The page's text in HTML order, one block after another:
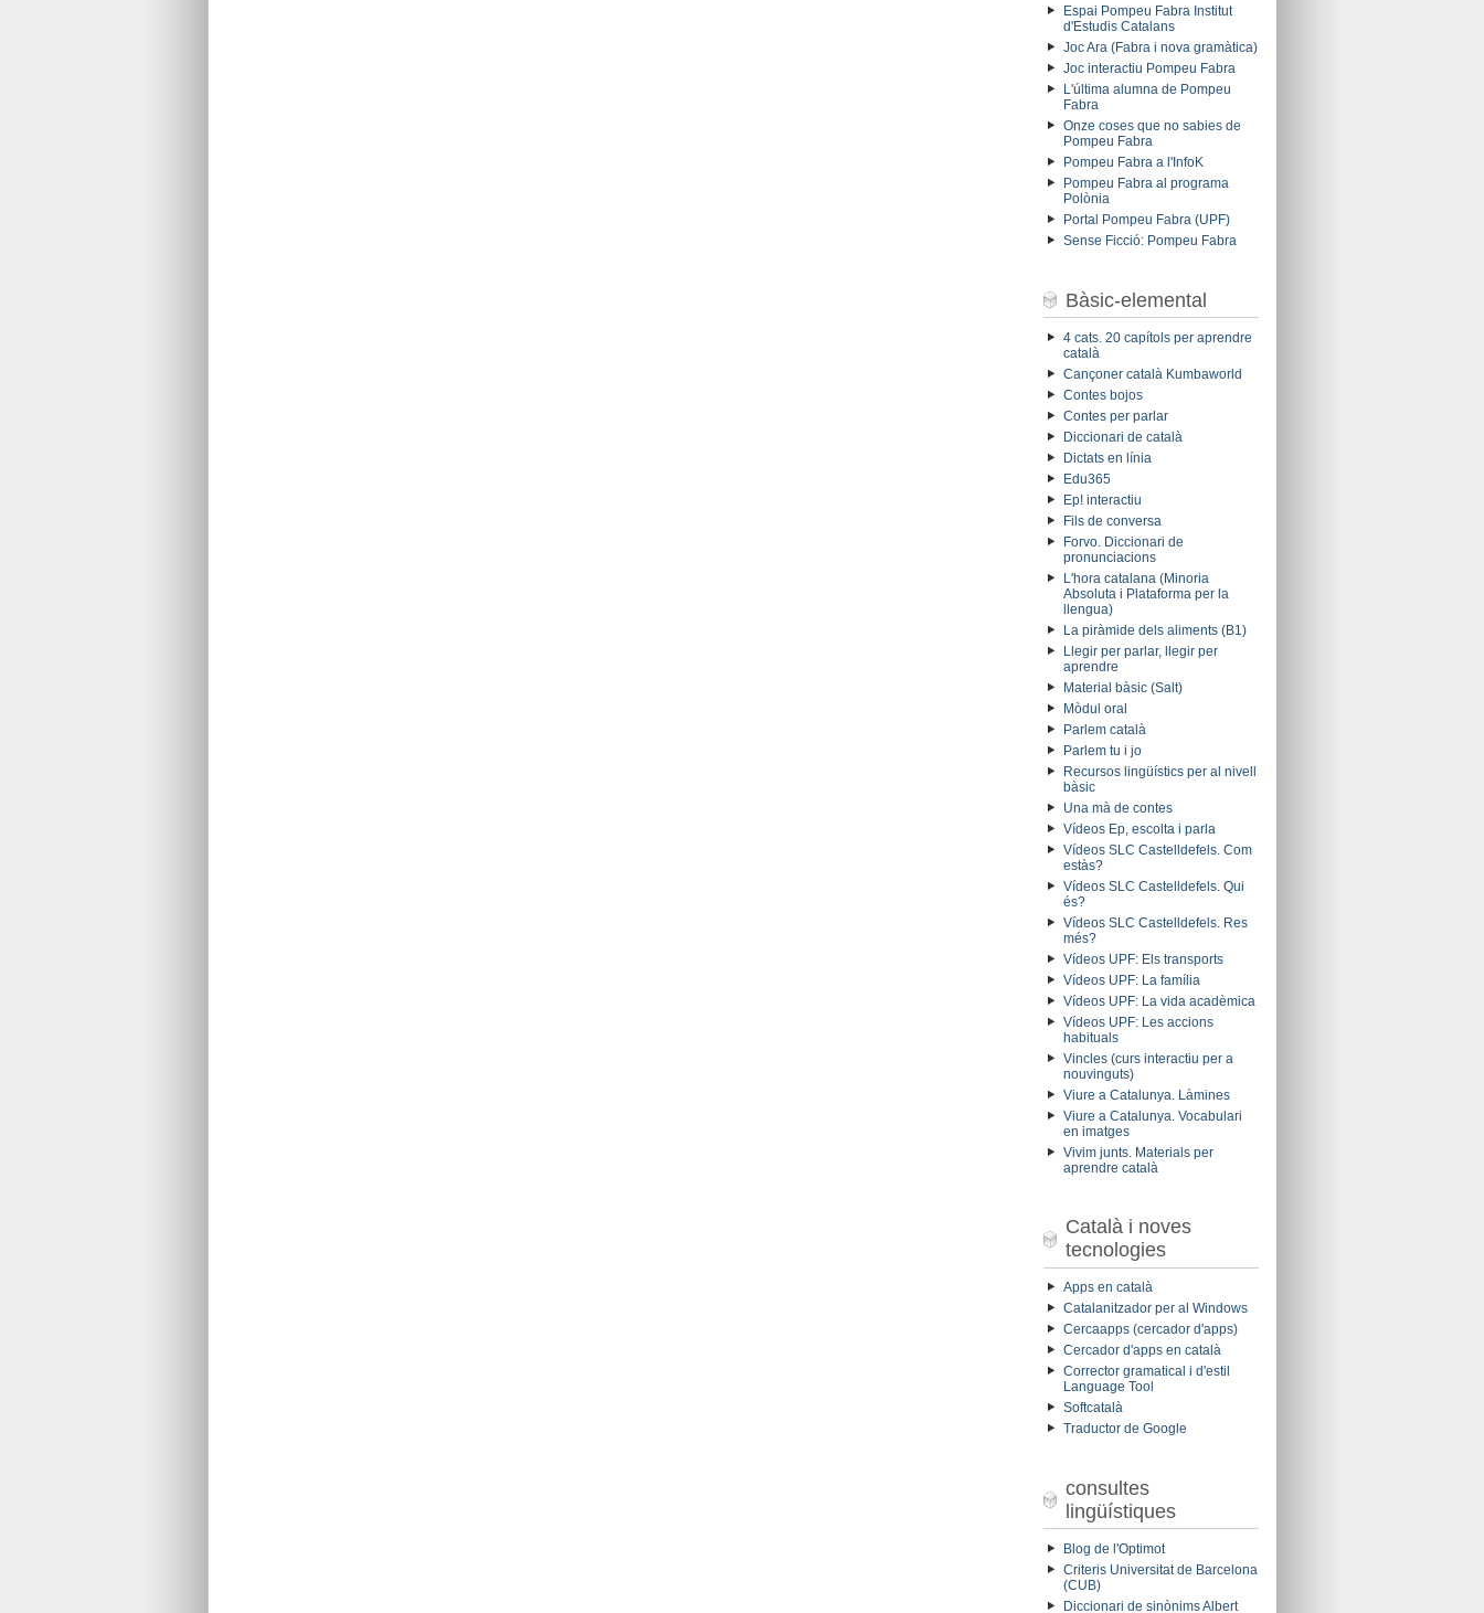
Espai Pompeu Fabra Institut
d'Estudis Catalans
Joc Ara (Fabra i nova gramàtica)
Joc interactiu Pompeu Fabra
L'última alumna de Pompeu
Fabra
Onze coses que no sabies de
Pompeu Fabra
Pompeu Fabra a l'InfoK
Pompeu Fabra al programa
Polònia
Portal Pompeu Fabra (UPF)
Sense Ficció: Pompeu Fabra
Bàsic-elemental
4 cats. 20 capítols per aprendre
català
Cançoner català Kumbaworld
Contes bojos
Contes per parlar
Diccionari de català
Dictats en línia
Edu365
Ep! interactiu
Fils de conversa
Forvo. Diccionari de
pronunciacions
L'hora catalana (Minoria
Absoluta i Plataforma per la
llengua)
La piràmide dels aliments (B1)
Llegir per parlar, llegir per
aprendre
Material bàsic (Salt)
Mòdul oral
Parlem català
Parlem tu i jo
Recursos lingüístics per al nivell
bàsic
Una mà de contes
Vídeos Ep, escolta i parla
Vídeos SLC Castelldefels. Com
estàs?
Vídeos SLC Castelldefels. Qui
és?
Vídeos SLC Castelldefels. Res
més?
Vídeos UPF: Els transports
Vídeos UPF: La família
Vídeos UPF: La vida acadèmica
Vídeos UPF: Les accions
habituals
Vincles (curs interactiu per a
nouvinguts)
Viure a Catalunya. Làmines
Viure a Catalunya. Vocabulari
en imatges
Vivim junts. Materials per
aprendre català
Català i noves
tecnologies
Apps en català
Catalanitzador per al Windows
Cercaapps (cercador d'apps)
Cercador d'apps en català
Corrector gramatical i d'estil
Language Tool
Softcatalà
Traductor de Google
consultes
lingüístiques
Blog de l'Optimot
Criteris Universitat de Barcelona
(CUB)
Diccionari de sinònims Albert